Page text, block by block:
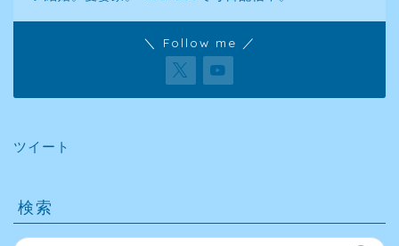
＼ Follow me ／
ツイート
検索